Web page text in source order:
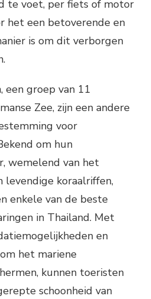
te voet, per fiets of motor
het een betoverende en
is om dit verborgen
een groep van 11
Zee, zijn een andere
voor
om hun
wemelend van het
koraalriffen,
enkele van de beste
in Thailand. Met
en
het mariene
kunnen toeristen
schoonheid van